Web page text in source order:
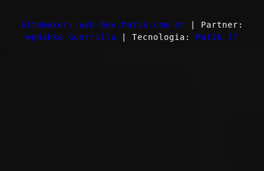
Sitemaker: Web-Dev.Matik.com.br | Partner:
wpHakka Guerrilla | Tecnologia: Matik IT